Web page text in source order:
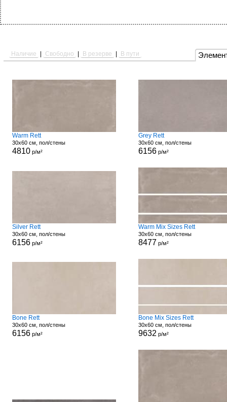
Наличие Свободно В резерве В пути
Warm Rett
30x60 см, пол/стены
4810р/м²
Grey Rett
30x60 см, пол/стены
6156р/м²
Silver Rett
30x60 см, пол/стены
6156р/м²
Warm Mix Sizes Rett
30x60 см, пол/стены
8477 р/м²
Bone Rett
30x60 см, пол/стены
6156р/м²
Bone Mix Sizes Rett
30x60 см, пол/стены
9632 р/м²